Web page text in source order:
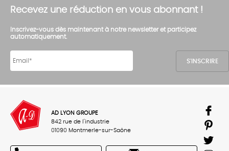
Recevez une réduction en vous abonnant !
Inscrivez-vous dès maintenant à notre newsletter et participez
automatiquement.
AD LYON GROUPE
842 rue de l'industrie
01090 Montmerle-sur-Saône